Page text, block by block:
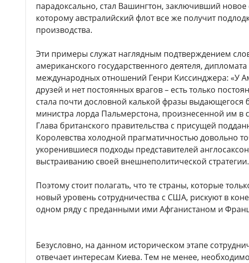
парадоксально, стал Вашингтон, заключивший новое
которому австралийский флот все же получит
производства.
Эти примеры служат наглядным подтверждением
американского государственного деятеля,
международных отношений Генри Киссинджера: «У
друзей и нет постоянных врагов – есть только
стала почти дословной калькой фразы выдающегося
министра лорда Пальмерстона, произнесенной им в
Глава британского правительства с присущей
Королевства холодной прагматичностью довольно
укоренившиеся подходы представителей
выстраиванию своей внешнеполитической стратегии.
Поэтому стоит полагать, что те страны, которые
новый уровень сотрудничества с США, рискуют в
одном ряду с преданными ими Афганистаном и
Безусловно, на данном историческом этапе
отвечает интересам Киева. Тем не менее,